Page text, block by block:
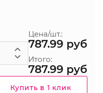
Цена/шт.:
787.99 руб
Итого:
787.99 руб
Купить в 1 клик